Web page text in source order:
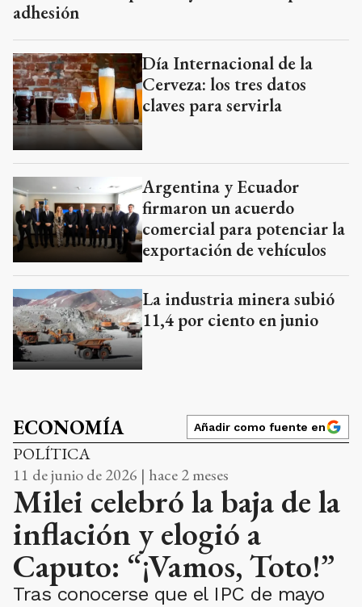
adhesión
Día Internacional de la
Cerveza: los tres datos
claves para servirla
Argentina y Ecuador
firmaron un acuerdo
comercial para potenciar la
exportación de vehículos
La industria minera subió
11,4 por ciento en junio
ECONOMÍA Añadir como fuente en
POLÍTICA
11 de junio de 2026 | hace 2 meses
Milei celebró la baja de la
inflación y elogió a
Caputo: “¡Vamos, Toto!”
Tras conocerse que el IPC de mayo